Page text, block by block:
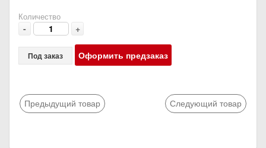
Количество
- +
Под заказ Оформить предзаказ
Предыдущий товар Следующий товар